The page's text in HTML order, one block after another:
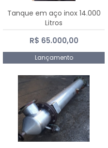
Tanque em aço inox 14.000
Litros
R$ 65.000,00
Lançamento